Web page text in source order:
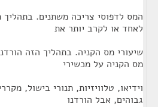
המס לדפוסי צריכה משתנים.
לאחד או לקרב יותר את
שיעורי מס הקניה. בתהליך הזה
מס הקניה על מכשירי
וידיאו, טלוויזיות, תנורי בישול,
גבוהים, אבל הורדנו